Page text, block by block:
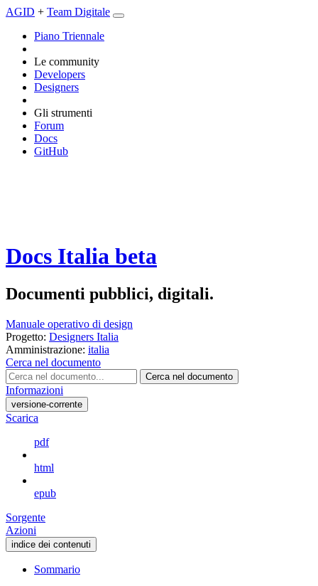
AGID + Team Digitale
Piano Triennale
Le community
Developers
Designers
Gli strumenti
Forum
Docs
GitHub
Docs Italia beta
Documenti pubblici, digitali.
Manuale operativo di design
Progetto: Designers Italia
Amministrazione: italia
Cerca nel documento
Cerca nel documento
Informazioni
versione-corrente
Scarica
pdf
html
epub
Sorgente
Azioni
indice dei contenuti
Sommario